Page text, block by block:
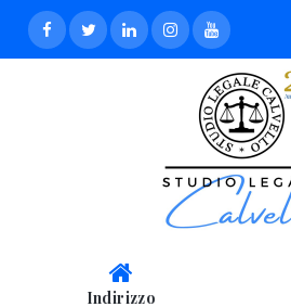
Indirizzo